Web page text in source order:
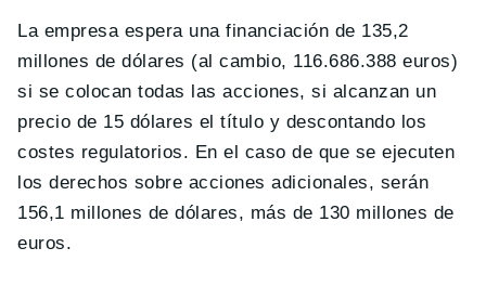
La empresa espera una financiación de 135,2
millones de dólares (al cambio, 116.686.388 euros)
si se colocan todas las acciones, si alcanzan un
precio de 15 dólares el título y descontando los
costes regulatorios. En el caso de que se ejecuten
los derechos sobre acciones adicionales, serán
156,1 millones de dólares, más de 130 millones de
euros.